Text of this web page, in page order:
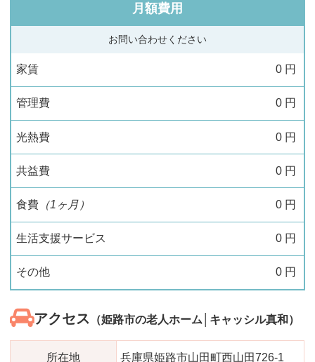
月額費用
お問い合わせください
家賃 0 円
管理費 0 円
光熱費 0 円
共益費 0 円
食費（1ヶ月） 0 円
生活支援サービス 0 円
その他 0 円
アクセス （姫路市の老人ホーム│キャッシル真和）
所在地 兵庫県姫路市山田町西山田726-1